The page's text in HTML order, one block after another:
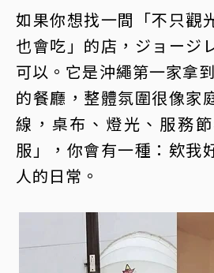
如果你想找一間「不只觀
也會吃」的店，ジョージ
可以。它是沖繩第一家拿
的餐廳，整體氛圍很像家
線，桌布、燈光、服務
服」，你會有一種：欸我
人的日常。